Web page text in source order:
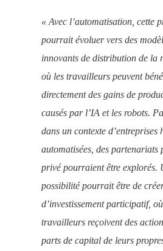
« Avec l’automatisation, cette
pourrait évoluer vers des
innovants de distribution de la
où les travailleurs peuvent
directement des gains de
causés par l’IA et les robots.
dans un contexte d’entreprises
automatisées, des partenariats
privé pourraient être explorés.
possibilité pourrait être de
d’investissement participatif,
travailleurs reçoivent des
parts de capital de leurs